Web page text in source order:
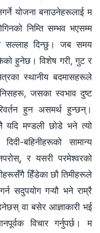
योजना बनाउनेहरूलाई म
निम्ति सम्भव भएसम्म
सल्लाह दिन्छु। जब समय
हुनेछ। विशेष गरी, गुट र
स्थानीय बदमासहरूले
जसका स्वभाव दुष्ट
हुन असमर्थ हुन्छन्।
यदि मण्डली छोडे भने त्यो
बहिनीहरूको सामान्य
र यसरी परमेश्‍वरको
हिँडेका छौ तिमीहरूले
सदुपयोग गऱ्यौ भने राम्रै
वा बसेर आज्ञाकारी भई
विचार गर्नुपर्छ। म